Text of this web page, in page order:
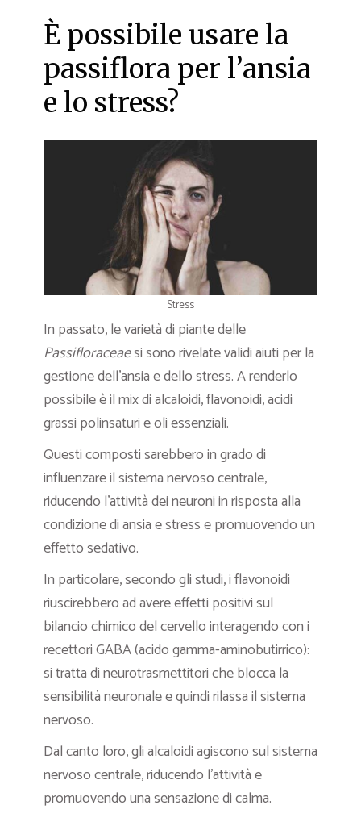
È possibile usare la
passiflora per l’ansia
e lo stress?
Stress
In passato, le varietà di piante delle
Passifloraceaesi sono rivelate validi aiuti per la
gestione dell’ansia e dello stress. A renderlo
possibile è il mix di alcaloidi, flavonoidi, acidi
grassi polinsaturi e oli essenziali.
Questi composti sarebbero in grado di
influenzare il sistema nervoso centrale,
riducendo l’attività dei neuroni in risposta alla
condizione di ansia e stress e promuovendo un
effetto sedativo.
In particolare, secondo gli studi, i flavonoidi
riuscirebbero ad avere effetti positivi sul
bilancio chimico del cervello interagendo con i
recettori GABA (acido gamma-aminobutirrico):
si tratta di neurotrasmettitori che blocca la
sensibilità neuronale e quindi rilassa il sistema
nervoso.
Dal canto loro, gli alcaloidi agiscono sul sistema
nervoso centrale, riducendo l’attività e
promuovendo una sensazione di calma.